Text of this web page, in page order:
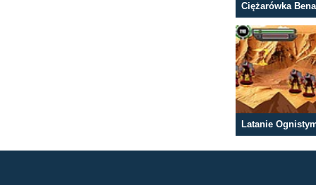
Ciężarówka
Latanie